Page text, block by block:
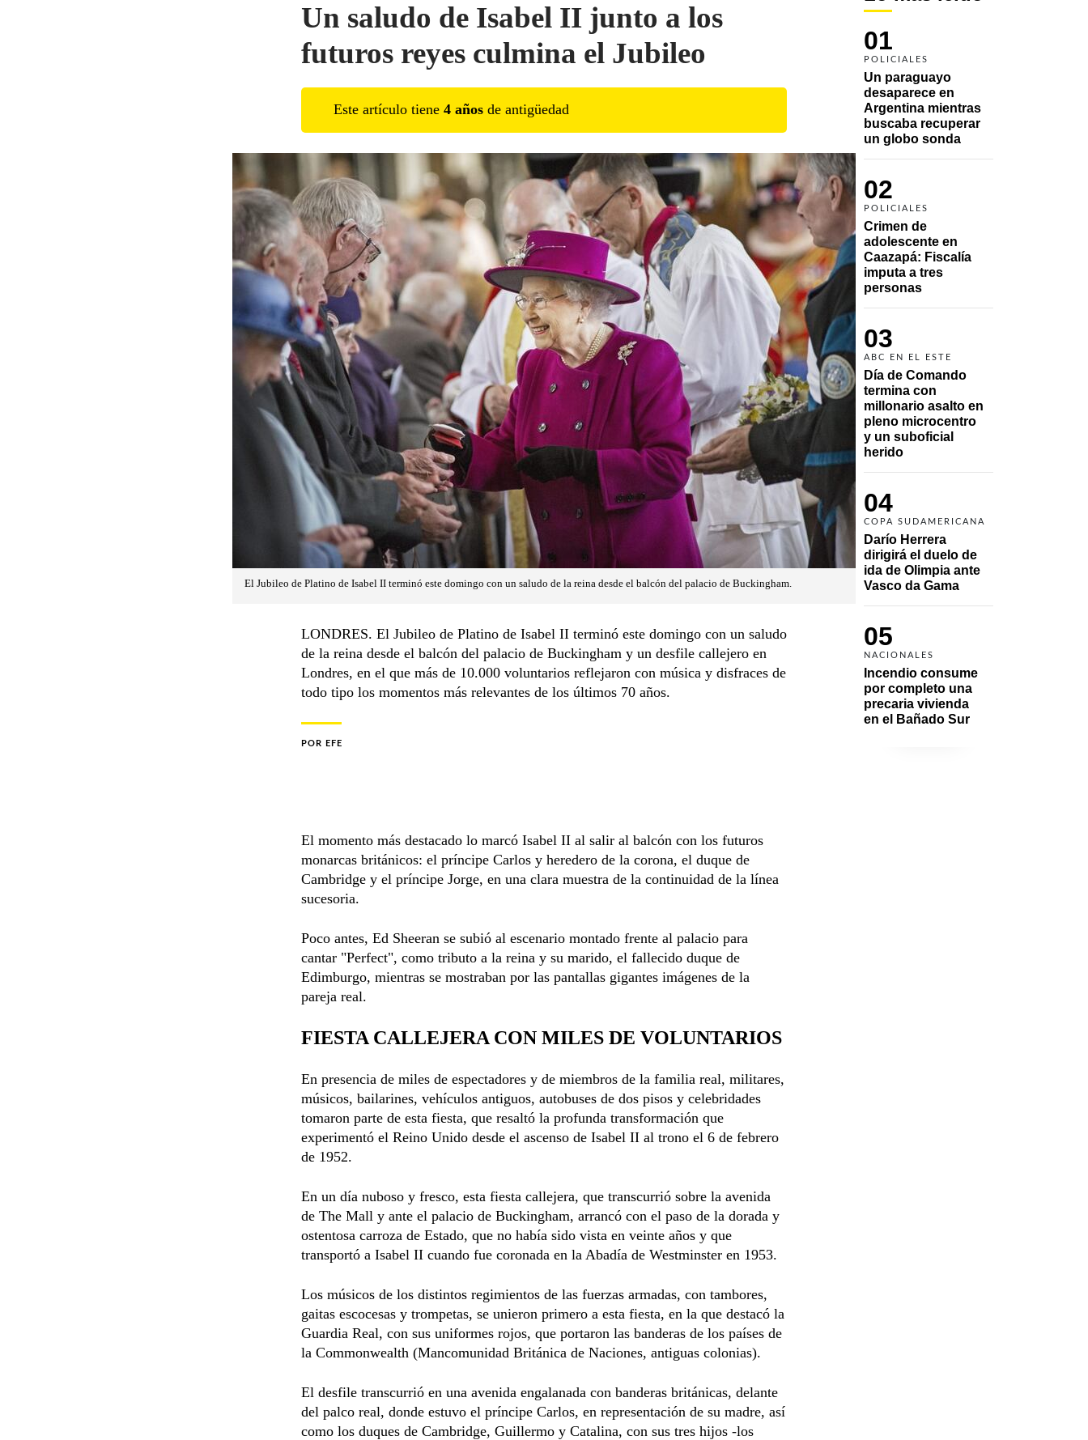
01
POLICIALES
Un paraguayo
desaparece en
Argentina mientras
buscaba recuperar
un globo sonda
02
POLICIALES
Crimen de
adolescente en
Caazapá: Fiscalía
imputa a tres
personas
03
ABC EN EL ESTE
Día de Comando
termina con
millonario asalto en
pleno microcentro
y un suboficial
herido
04
COPA SUDAMERICANA
Darío Herrera
dirigirá el duelo de
ida de Olimpia ante
Vasco da Gama
05
NACIONALES
Incendio consume
por completo una
precaria vivienda
en el Bañado Sur
Un saludo de Isabel II junto a los
futuros reyes culmina el Jubileo
Este artículo tiene 4 años de antigüedad
El Jubileo de Platino de Isabel II terminó este domingo con un saludo de la reina desde el balcón del palacio de Buckingham.
LONDRES. El Jubileo de Platino de Isabel II terminó este domingo con un saludo
de la reina desde el balcón del palacio de Buckingham y un desfile callejero en
Londres, en el que más de 10.000 voluntarios reflejaron con música y disfraces de
todo tipo los momentos más relevantes de los últimos 70 años.
POR EFE
El momento más destacado lo marcó Isabel II al salir al balcón con los futuros
monarcas británicos: el príncipe Carlos y heredero de la corona, el duque de
Cambridge y el príncipe Jorge, en una clara muestra de la continuidad de la línea
sucesoria.
Poco antes, Ed Sheeran se subió al escenario montado frente al palacio para
cantar "Perfect", como tributo a la reina y su marido, el fallecido duque de
Edimburgo, mientras se mostraban por las pantallas gigantes imágenes de la
pareja real.
FIESTA CALLEJERA CON MILES DE VOLUNTARIOS
En presencia de miles de espectadores y de miembros de la familia real, militares,
músicos, bailarines, vehículos antiguos, autobuses de dos pisos y celebridades
tomaron parte de esta fiesta, que resaltó la profunda transformación que
experimentó el Reino Unido desde el ascenso de Isabel II al trono el 6 de febrero
de 1952.
En un día nuboso y fresco, esta fiesta callejera, que transcurrió sobre la avenida
de The Mall y ante el palacio de Buckingham, arrancó con el paso de la dorada y
ostentosa carroza de Estado, que no había sido vista en veinte años y que
transportó a Isabel II cuando fue coronada en la Abadía de Westminster en 1953.
Los músicos de los distintos regimientos de las fuerzas armadas, con tambores,
gaitas escocesas y trompetas, se unieron primero a esta fiesta, en la que destacó la
Guardia Real, con sus uniformes rojos, que portaron las banderas de los países de
la Commonwealth (Mancomunidad Británica de Naciones, antiguas colonias).
El desfile transcurrió en una avenida engalanada con banderas británicas, delante
del palco real, donde estuvo el príncipe Carlos, en representación de su madre, así
como los duques de Cambridge, Guillermo y Catalina, con sus tres hijos -los